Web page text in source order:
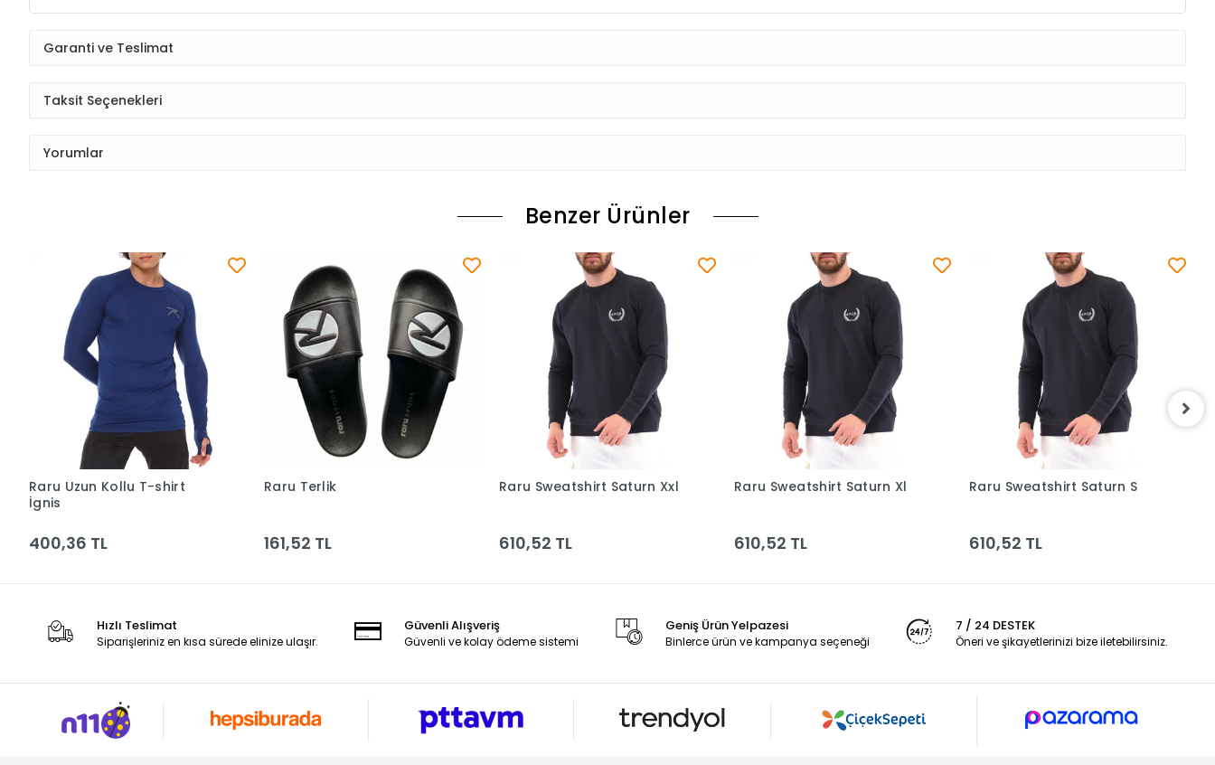
Garanti ve Teslimat
Taksit Seçenekleri
Yorumlar
Benzer Ürünler
Sepete Ekle
Raru Uzun Kollu T-shirt
İgnis
400,36 TL
Raru Terlik
161,52 TL
Sepete Ekle
Raru Sweatshirt Saturn Xxl
610,52 TL
Sepete Ekle
Raru Sweatshirt Saturn Xl
610,52 TL
Sepete Ekle
Raru Sweatshirt Saturn S
610,52 TL
Hızlı Teslimat
Siparişleriniz en kısa sürede elinize ulaşır.
Güvenli Alışveriş
Güvenli ve kolay ödeme sistemi
Geniş Ürün Yelpazesi
Binlerce ürün ve kampanya seçeneği
7 / 24 DESTEK
Öneri ve şikayetlerinizi bize iletebilirsiniz.